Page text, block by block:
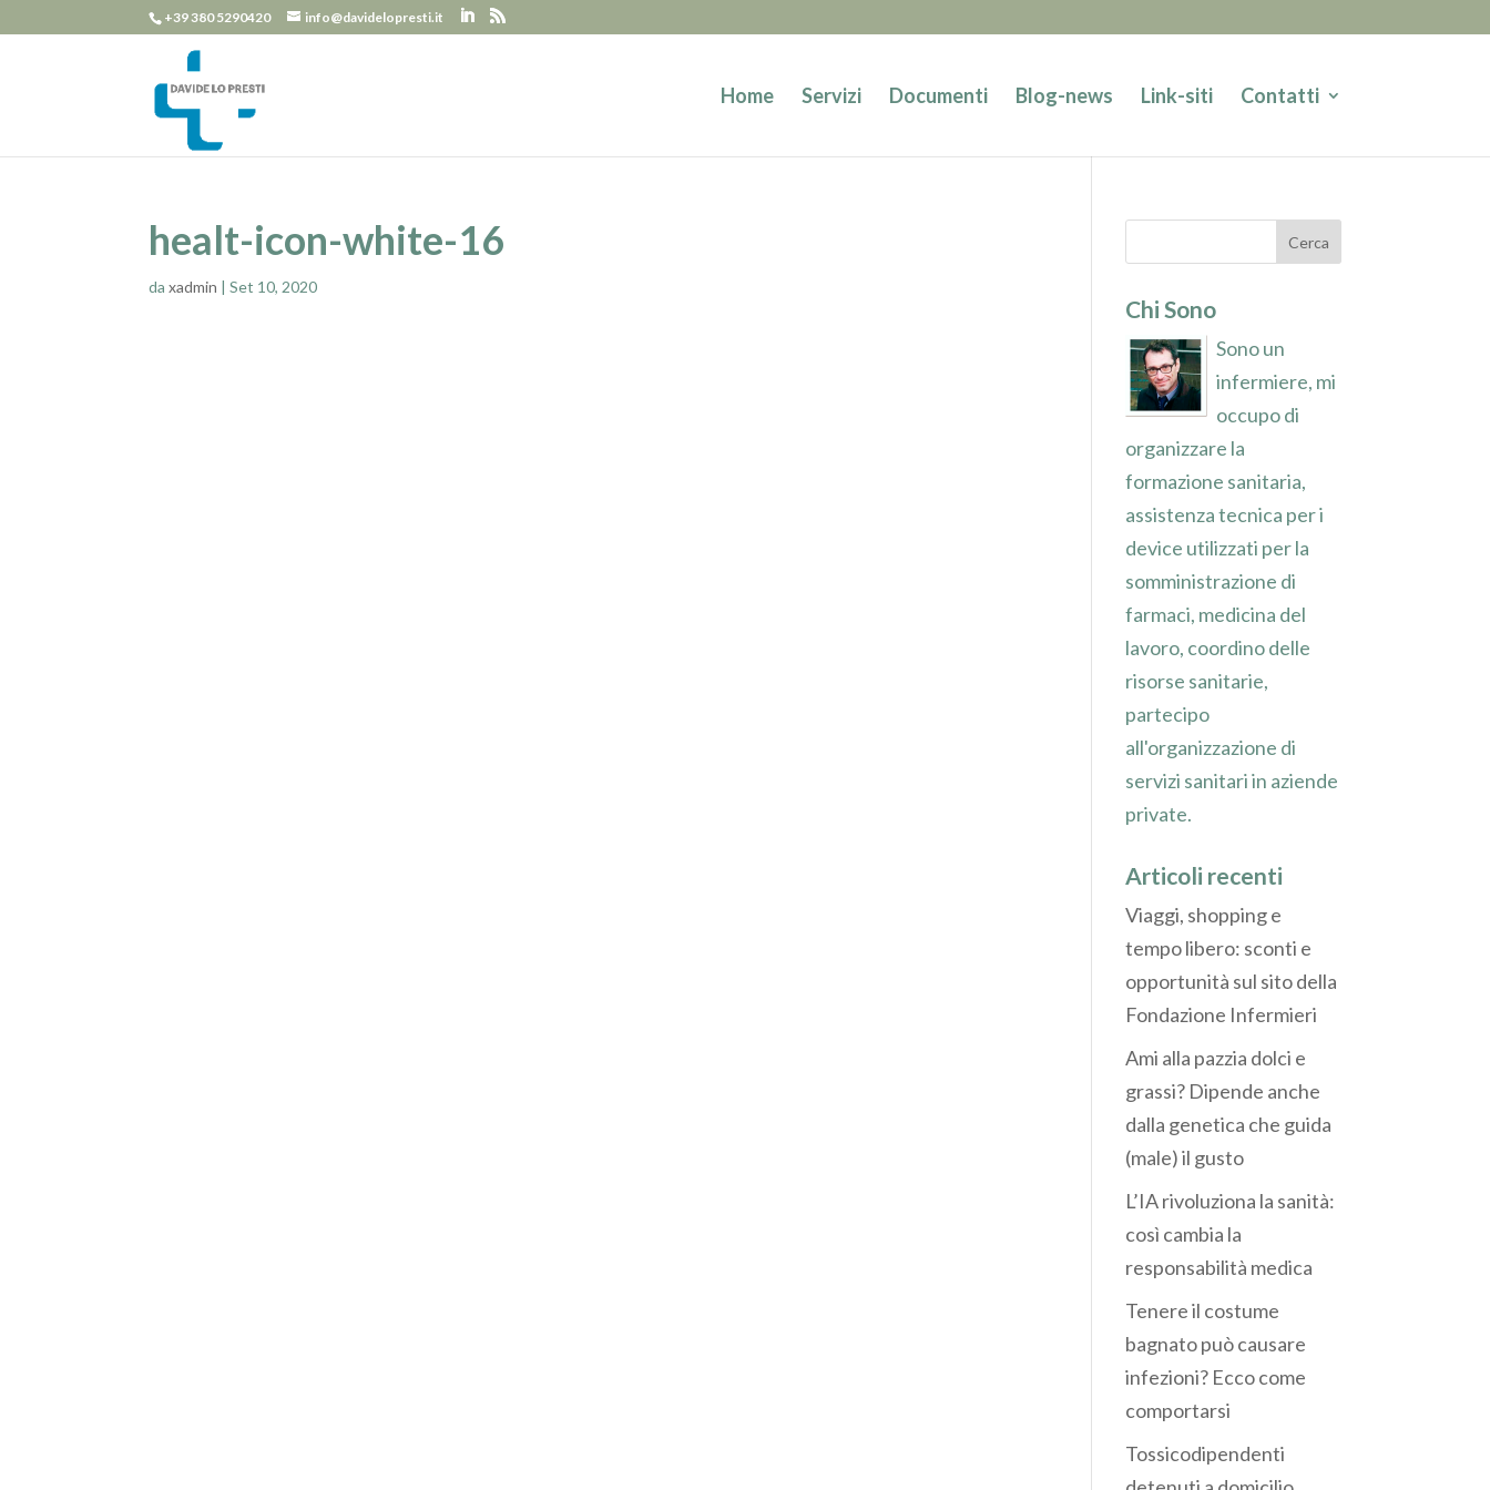
+39 380 5290420 info@davidelopresti.it
Home Servizi Documenti Blog-news Link-siti Contatti
healt-icon-white-16
daxadmin |Set 10, 2020
Chi Sono
Sono un
infermiere, mi
occupo di
organizzare la
formazione sanitaria,
assistenza tecnica per i
device utilizzati per la
somministrazione di
farmaci, medicina del
lavoro, coordino delle
risorse sanitarie,
partecipo
all'organizzazione di
servizi sanitari in aziende
private.
Articoli recenti
Viaggi, shopping e
tempo libero: sconti e
opportunità sul sito della
Fondazione Infermieri
Ami alla pazzia dolci e
grassi? Dipende anche
dalla genetica che guida
(male) il gusto
L’IA rivoluziona la sanità:
così cambia la
responsabilità medica
Tenere il costume
bagnato può causare
infezioni? Ecco come
comportarsi
Tossicodipendenti